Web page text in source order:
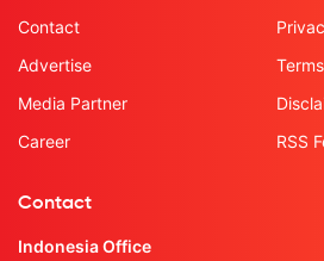
Contact
Advertise
Media Partner
Career
RSS
Contact
Indonesia Office